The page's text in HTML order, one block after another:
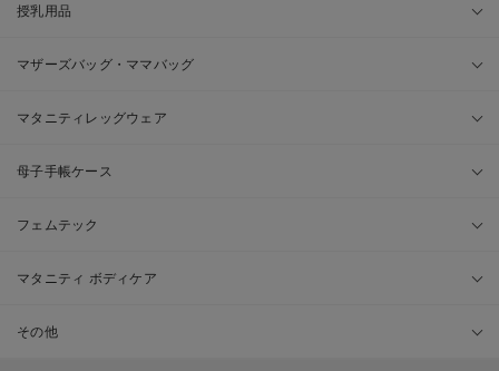
授乳用品
マザーズバッグ・ママバッグ
マタニティレッグウェア
母子手帳ケース
フェムテック
マタニティ ボディケア
その他